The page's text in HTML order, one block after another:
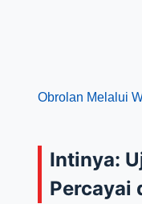
Obrolan Melalui
Intinya:
Percayai